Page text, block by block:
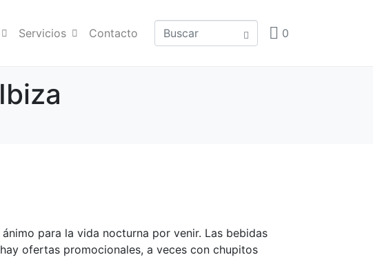
Servicios Contacto 0
para la vida nocturna por venir. Las bebidas
ofertas promocionales, a veces con chupitos